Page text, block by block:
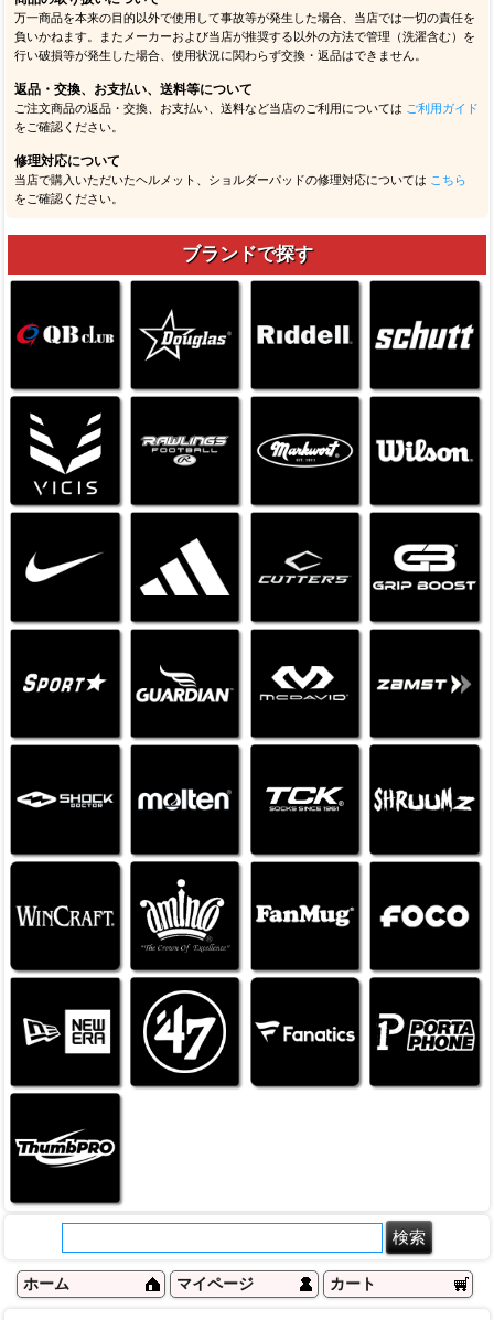
万一商品を本来の目的以外で使用して事故等が発生した場合、当店では一切の責任を
負いかねます。またメーカーおよび当店が推奨する以外の方法で管理（洗濯含む）を
行い破損等が発生した場合、使用状況に関わらず交換・返品はできません。
返品・交換、お支払い、送料等について
ご注文商品の返品・交換、お支払い、送料など当店のご利用については ご利用ガイド
をご確認ください。
修理対応について
当店で購入いただいたヘルメット、ショルダーパッドの修理対応については こちら
をご確認ください。
ブランドで探す
ホーム マイページ カート